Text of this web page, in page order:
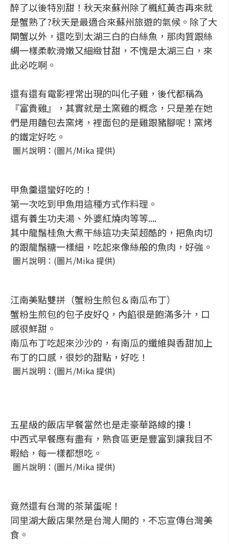
醉了以後特別甜！秋天來蘇州除了楓紅黃杏再來就
是蟹熟了?秋天是最適合來蘇州旅遊的氣候。除了大
閘蟹以外，還吃到太湖三白的白絲魚，那肉質跟絲
綢一樣柔軟滑嫩又細緻甘甜，不愧是太湖三白，來
此必吃啊。
還有還有電影裡常出現的叫化子雞，後代都稱為
『富貴雞』，其實就是土窯雞的概念，只是差在她
們是用麵包去窯烤，裡面包的是雞跟豬腳呢！窯烤
的鐵定好吃。
圖片說明：(圖片/Mika 提供)
甲魚羹還蠻好吃的！
第一次吃到甲魚用這種方式作料理。
還有養生功夫湯、外婆紅燒肉等等....
其中龍鬚桂魚大煮干絲這功夫菜超酷的，把魚肉切
的跟龍鬚糖一樣細，吃起來像絲般的魚肉，好強。
圖片說明：(圖片/Mika 提供)
江南美點雙拼（蟹粉生煎包＆南瓜布丁）
蟹粉生煎包的包子皮好Q，內餡很是飽滿多汁，口
感很鮮甜。
南瓜布丁吃起來沙沙的，有南瓜的纖維與香甜加上
布丁的口感，很妙的甜點，好吃！
圖片說明：(圖片/Mika 提供)
五星級的飯店早餐當然也是走豪華路線的摟！
中西式早餐應有盡有，熟食區更是豐富到讓我目不
暇給，每一樣都想吃。
圖片說明：(圖片/Mika 提供)
竟然還有台灣的茶葉蛋呢！
同里湖大飯店果然是台灣人開的，不忘宣傳台灣美
食。